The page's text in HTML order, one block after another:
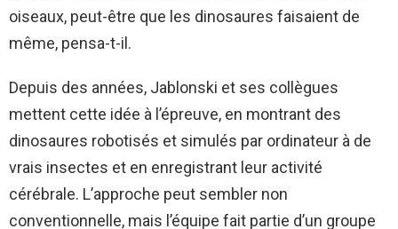
oiseaux, peut-être que les dinosaures faisaient de
même, pensa-t-il.
Depuis des années, Jablonski et ses collègues
mettent cette idée à l’épreuve, en montrant des
dinosaures robotisés et simulés par ordinateur à de
vrais insectes et en enregistrant leur activité
cérébrale. L’approche peut sembler non
conventionnelle, mais l’équipe fait partie d’un groupe